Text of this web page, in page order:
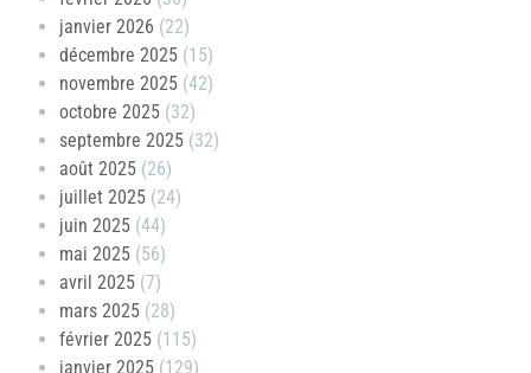
janvier 2026 (22)
décembre 2025 (15)
novembre 2025 (42)
octobre 2025 (32)
septembre 2025 (32)
août 2025 (26)
juillet 2025 (24)
juin 2025 (44)
mai 2025 (56)
avril 2025 (7)
mars 2025 (28)
février 2025 (115)
janvier 2025 (129)